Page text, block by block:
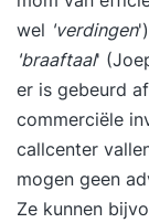
leert
ontwikkelen
Bovendien
uitoefent
deze
toepasbaar
wel 'verdingen
'braaftaal'
er is gebeurd
commerciële
callcenter
mogen geen
Ze kunnen